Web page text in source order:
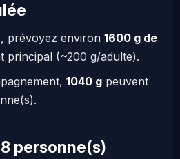
, prévoyez environ 1600 g de
principal (~200 g/adulte).
1040 g peuvent
personne(s)